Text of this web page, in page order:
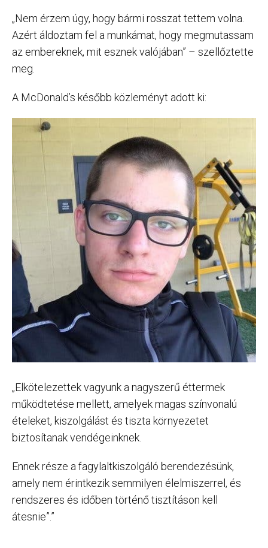
„Nem érzem úgy, hogy bármi rosszat tettem volna.
Azért áldoztam fel a munkámat, hogy megmutassam
az embereknek, mit esznek valójában” – szellőztette
meg.
A McDonald’s később közleményt adott ki:
„Elkötelezettek vagyunk a nagyszerű éttermek
működtetése mellett, amelyek magas színvonalú
ételeket, kiszolgálást és tiszta környezetet
biztosítanak vendégeinknek.
Ennek része a fagylaltkiszolgáló berendezésünk,
amely nem érintkezik semmilyen élelmiszerrel, és
rendszeres és időben történő tisztításon kell
átesnie”.”